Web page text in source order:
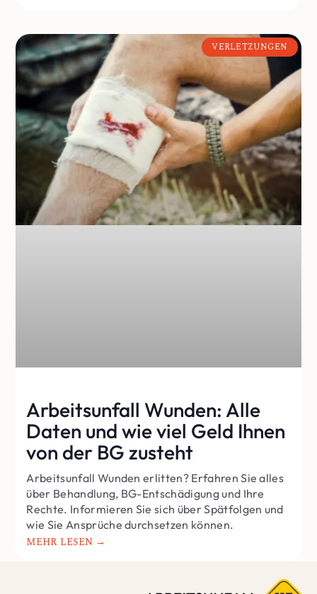
VERLETZUNGEN
Arbeitsunfall Wunden: Alle
Daten und wie viel Geld Ihnen
von der BG zusteht
Arbeitsunfall Wunden erlitten? Erfahren Sie alles
über Behandlung, BG-Entschädigung und Ihre
Rechte. Informieren Sie sich über Spätfolgen und
wie Sie Ansprüche durchsetzen können.
MEHR LESEN →